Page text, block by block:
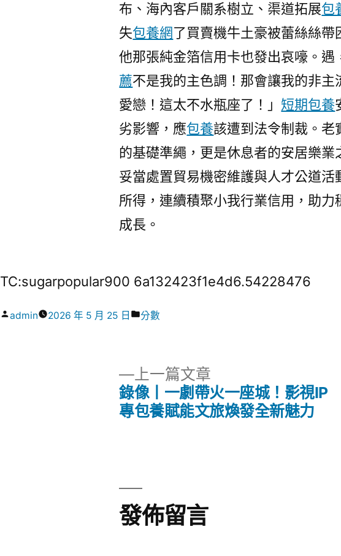
布、海內客戶關系樹立、渠道拓展包
失包養網了買賣機牛土豪被蕾絲絲帶
他那張純金箔信用卡也發出哀嚎。遇
薦不是我的主色調！那會讓我的非主
愛戀！這太不水瓶座了！」 短期包養
劣影響，應包養該遭到法令制裁。老
的基礎準繩，更是休息者的安居樂業
妥當處置貿易機密維護與人才公道
所得，連續積聚小我行業信用，助
成長。
TC:sugarpopular900 6a132423f1e4d6.54228476
作
admin 2026 年 5 月 25 日
分
分數
上一篇文章
一
篇
錄像丨一劇帶火一座城！影視IP
專包養賦能文旅煥發全新魅力
發佈留言